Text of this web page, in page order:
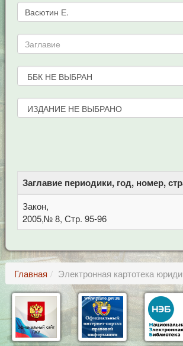
Заглавие периодики, год, номер,
Закон,
2005,№ 8, Стр. 95-96
Главная Электронная картотека